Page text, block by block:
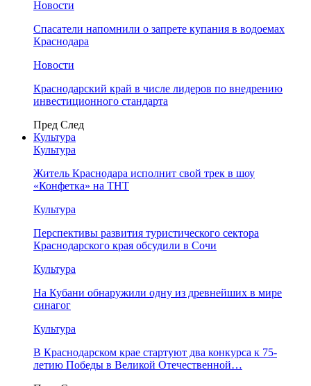
Новости
Спасатели напомнили о запрете купания в водоемах
Краснодара
Новости
Краснодарский край в числе лидеров по внедрению
инвестиционного стандарта
Пред След
Культура
Культура
Житель Краснодара исполнит свой трек в шоу
«Конфетка» на ТНТ
Культура
Перспективы развития туристического сектора
Краснодарского края обсудили в Сочи
Культура
На Кубани обнаружили одну из древнейших в мире
синагог
Культура
В Краснодарском крае стартуют два конкурса к 75-
летию Победы в Великой Отечественной…